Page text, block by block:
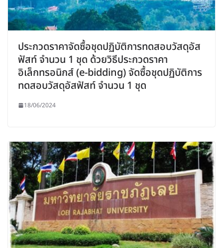
ประกวดราคาจัดซื้อชุดปฏิบัติการทดสอบวัสดุอัส
ฟัสท์ จำนวน 1 ชุด ด้วยวิธีประกวดราคา
อิเล็กทรอนิกส์ (e-bidding) จัดซื้อชุดปฏิบัติการ
ทดสอบวัสดุอัสฟัสท์ จำนวน 1 ชุด
18/06/2024